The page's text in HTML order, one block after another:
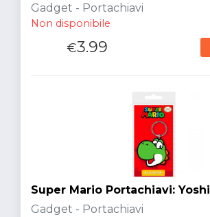
Gadget - Portachiavi
Non disponibile
€3.99
Super Mario Portachiavi: Yoshi
Gadget - Portachiavi